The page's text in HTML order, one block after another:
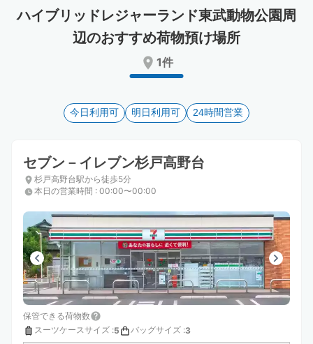
a
date.
shortcuts
for
changing
a
date.
Press
question
to
get
shortcuts
for
changing
ハイブリッドレジャーランド東武動物公園周
辺のおすすめ荷物預け場所
1件
今日利用可 明日利用可 24時間営業
セブン－イレブン杉戸高野台
杉戸高野台駅から徒歩5分
本日の営業時間 : 00:00〜00:00
保管できる荷物数
スーツケースサイズ :5 バッグサイズ :3